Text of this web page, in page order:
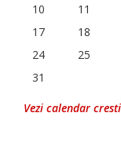
10
11
17
18
24
25
31
Vezi calendar